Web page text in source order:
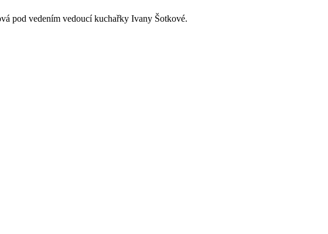
pod vedením vedoucí kuchařky Ivany Šotkové.